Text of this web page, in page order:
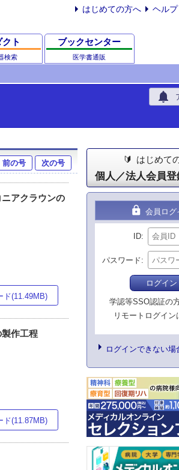
はじめての方へ ヘル
ト
検索
ブックセンター
医学書通販
notifications
前の号 次の号
アクラウンの
ド(11.49MB)
作工程
ド(11.87MB)
はじめて
個人／法人会員
lock 会員ログ
ID
パスワード
ログイン
学認等SSO認証の
リモートログイン
ログインできない場